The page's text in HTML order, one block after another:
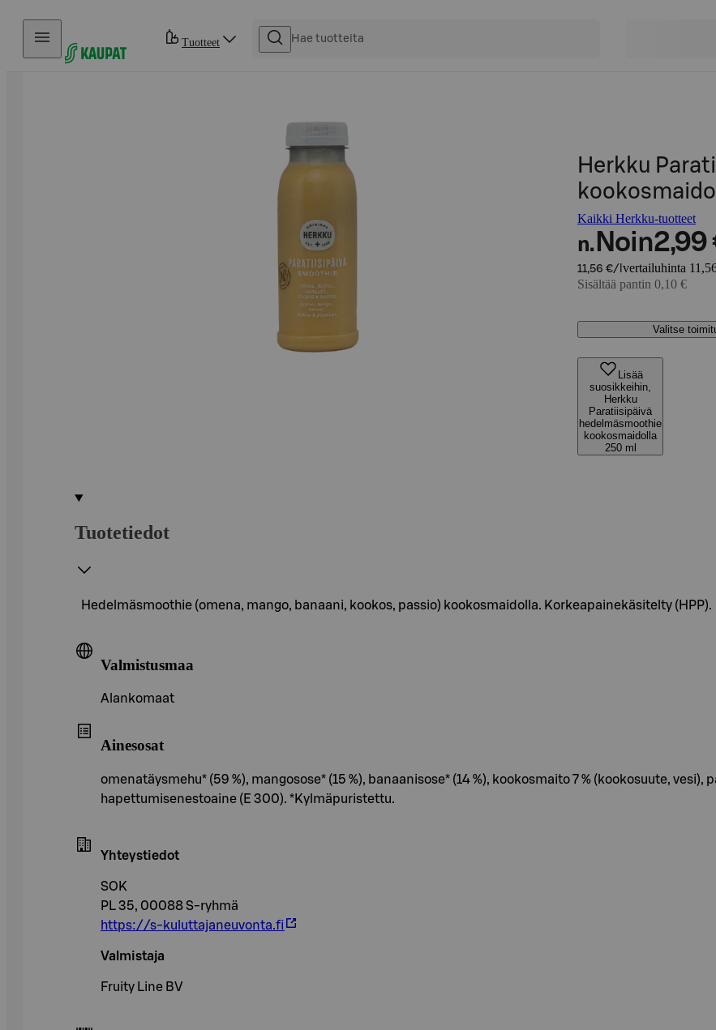
Hyppää sisältöön
Tuotteet
Herkku
Kaikki Herkku-tuotteet
n. Noin2,99
11,56 €/l vertailuhinta
Sisältää pantin 0,10 €
Valitse
Lisää
suosikkeihin,
Herkku
Paratiisipäivä
hedelmäsmoothie
kookosmaidolla
250 ml
Tuotetiedot
Hedelmäsmoothie (omena, mango, banaani, kookos, passio) kookosmaidolla. Korkeapainekäsitelty (HPP).
Valmistusmaa
Alankomaat
Ainesosat
omenatäysmehu* (59 %), mangosose* (15 %), banaanisose* (14 %), kookosmaito 7 % (kookosuute,
hapettumisenestoaine (E 300). *Kylmäpuristettu.
Yhteystiedot
SOK
PL 35, 00088 S-ryhmä
https://s-kuluttajaneuvonta.fi
Valmistaja
Fruity Line BV